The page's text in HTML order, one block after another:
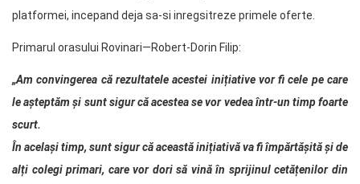
platformei, incepand deja sa-si inregsitreze primele oferte.
Primarul orasului Rovinari—Robert-Dorin Filip:
„Am convingerea că rezultatele acestei inițiative vor fi cele pe care
le așteptăm și sunt sigur că acestea se vor vedea într-un timp foarte
scurt.
În același timp, sunt sigur că această inițiativă va fi împărtășită și de
alți colegi primari, care vor dori să vină în sprijinul cetățenilor din